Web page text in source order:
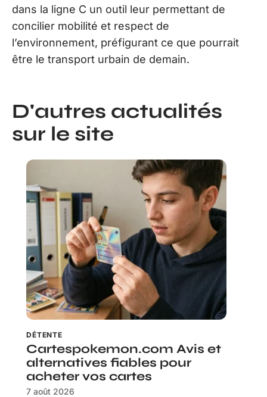
dans la ligne C un outil leur permettant de
concilier mobilité et respect de
l’environnement, préfigurant ce que pourrait
être le transport urbain de demain.
D'autres actualités
sur le site
DÉTENTE
Cartespokemon.com Avis et
alternatives fiables pour
acheter vos cartes
7 août 2026